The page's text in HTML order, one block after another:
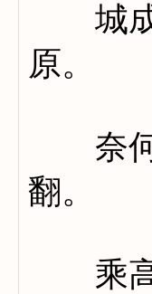
城成
原。
奈何
翻。
乘高